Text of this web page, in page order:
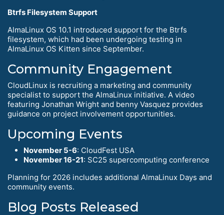
Btrfs Filesystem Support
AlmaLinux OS 10.1 introduced support for the Btrfs
filesystem, which had been undergoing testing in
AlmaLinux OS Kitten since September.
Community Engagement
CloudLinux is recruiting a marketing and community
specialist to support the AlmaLinux initiative. A video
featuring Jonathan Wright and benny Vasquez provides
guidance on project involvement opportunities.
Upcoming Events
November 5-6: CloudFest USA
November 16-21: SC25 supercomputing conference
Planning for 2026 includes additional AlmaLinux Days and
community events.
Blog Posts Released